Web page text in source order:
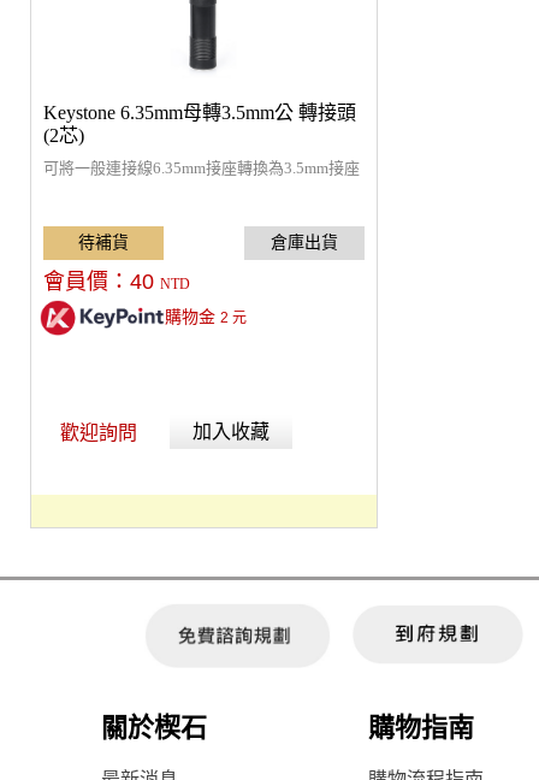
Keystone 6.35mm母轉3.5mm公 轉接頭
(2芯)
可將一般連接線6.35mm接座轉換為3.5mm接座
會員價： 40 NTD
購物金 2 元
歡迎詢問 加入收藏
關於楔石 購物指南